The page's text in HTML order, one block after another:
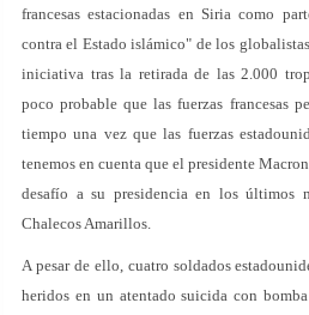
francesas estacionadas en Siria como
contra el Estado islámico" de los
iniciativa tras la retirada de las 2.000
poco probable que las fuerzas francesas
tiempo una vez que las fuerzas
tenemos en cuenta que el presidente
desafío a su presidencia en los últimos
Chalecos Amarillos.
A pesar de ello, cuatro soldados
heridos en un atentado suicida con